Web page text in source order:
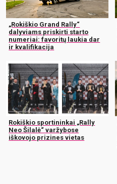
„Rokiškio Grand Rally“
dalyviams priskirti starto
numeriai: favoritų laukia dar
ir kvalifikacija
Rokiškio sportininkai „Rally
Neo Šilalė“ varžybose
iškovojo prizines vietas